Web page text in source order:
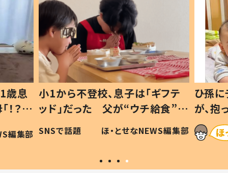
歳息
？」
編集部
小1から不登校、息子は「ギフテ
ッド」だった 父が“ウチ給食”を
作り続ける理由とは #令和の親
#令和の子
SNSで話題 ほ・とせなNEWS編集部
ひ孫
が、
「涙が
い」